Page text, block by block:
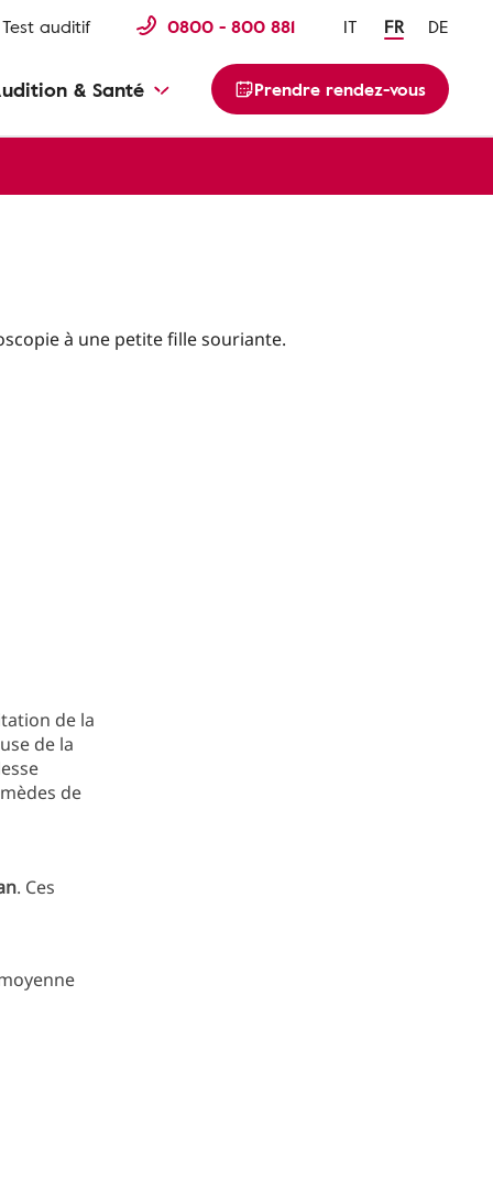
Test auditif 0800 - 800 881 IT FR DE
& Santé Prendre rendez-vous
de la
de la
de
. Ces